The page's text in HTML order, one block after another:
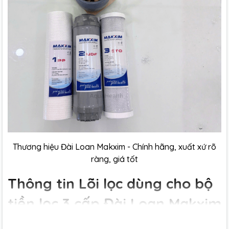
Thương hiệu Đài Loan Makxim - Chính hãng, xuất xứ rõ
ràng, giá tốt
Thông tin Lõi lọc dùng cho bộ
tiền lọc 3 cấp Đài Loan Makxim